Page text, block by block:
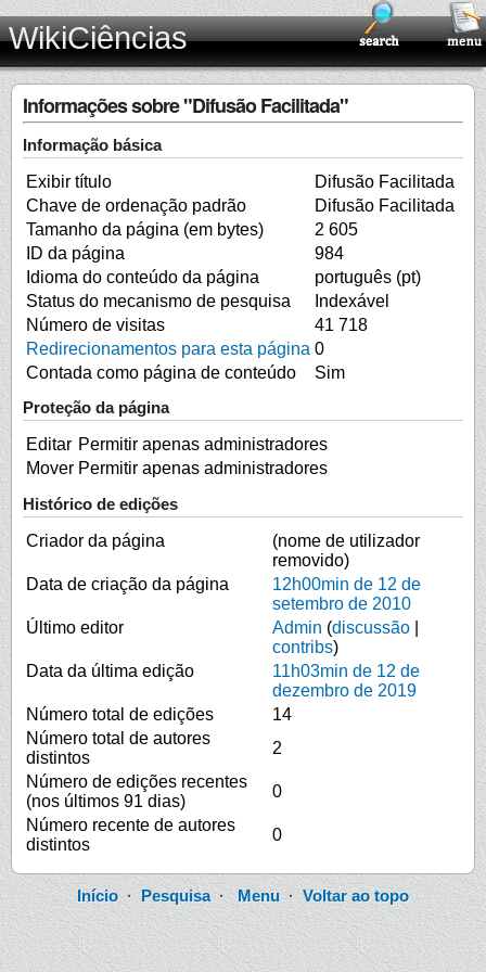
WikiCiências
Informações sobre "Difusão Facilitada"
Informação básica
Exibir título
Difusão Facilitada
Chave de ordenação padrão
Difusão Facilitada
Tamanho da página (em bytes)
2 605
ID da página
984
Idioma do conteúdo da página
português (pt)
Status do mecanismo de pesquisa
Indexável
Número de visitas
41 718
Redirecionamentos para esta página 0
Contada como página de conteúdo
Sim
Proteção da página
Editar Permitir apenas administradores
Mover Permitir apenas administradores
Histórico de edições
Criador da página
(nome de utilizador
removido)
Data de criação da página
12h00min de 12 de
setembro de 2010
Último editor
Admin (discussão
contribs)
Data da última edição
11h03min de 12 de
dezembro de 2019
Número total de edições
14
Número total de autores
distintos
2
Número de edições recentes
(nos últimos 91 dias)
0
Número recente de autores
distintos
0
Início·Pesquisa·Menu ·Voltar ao topo